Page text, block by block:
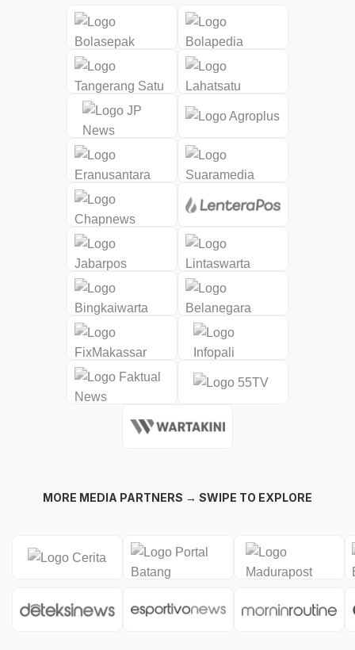
MORE MEDIA PARTNERS → SWIPE TO EXPLORE